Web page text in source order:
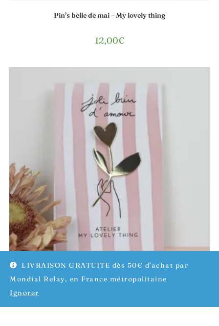
LIVRAISON GRATUITE dès 50€ d'achat par
Mondial Relay, en France métropolitaine
Ignorer
Pin’s belle de mai – My lovely thing
12,00€
Pin’s brin d’amour – My lovely thing
12,00€